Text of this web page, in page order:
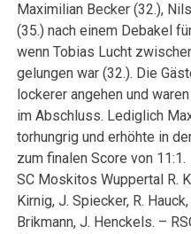
Maximilian Becker (32.),
(35.) nach einem Debakel
wenn Tobias Lucht
gelungen war (32.). Die
lockerer angehen und
im Abschluss. Lediglich
torhungrig und erhöhte in
zum finalen Score von 11:1.
SC Moskitos Wuppertal R.
Kirnig, J. Spiecker, R.
Brikmann, J. Henckels. –